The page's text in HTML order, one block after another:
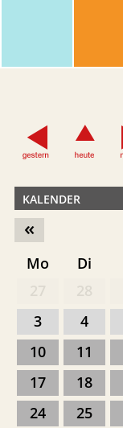
KALENDER
«
Mo Di
3
4
10
11
17
18
24
25